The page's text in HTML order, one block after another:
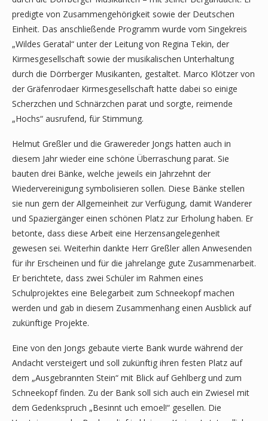
predigte von Zusammengehörigkeit sowie der Deutschen
Einheit. Das anschließende Programm wurde vom Singekreis
„Wildes Geratal“ unter der Leitung von Regina Tekin, der
Kirmesgesellschaft sowie der musikalischen Unterhaltung
durch die Dörrberger Musikanten, gestaltet. Marco Klötzer von
der Gräfenrodaer Kirmesgesellschaft hatte dabei so einige
Scherzchen und Schnärzchen parat und sorgte, reimende
„Hochs“ ausrufend, für Stimmung.
Helmut Greßler und die Grawereder Jongs hatten auch in
diesem Jahr wieder eine schöne Überraschung parat. Sie
bauten drei Bänke, welche jeweils ein Jahrzehnt der
Wiedervereinigung symbolisieren sollen. Diese Bänke stellen
sie nun gern der Allgemeinheit zur Verfügung, damit Wanderer
und Spaziergänger einen schönen Platz zur Erholung haben. Er
betonte, dass diese Arbeit eine Herzensangelegenheit
gewesen sei. Weiterhin dankte Herr Greßler allen Anwesenden
für ihr Erscheinen und für die jahrelange gute Zusammenarbeit.
Er berichtete, dass zwei Schüler im Rahmen eines
Schulprojektes eine Belegarbeit zum Schneekopf machen
werden und gab in diesem Zusammenhang einen Ausblick auf
zukünftige Projekte.
Eine von den Jongs gebaute vierte Bank wurde während der
Andacht versteigert und soll zukünftig ihren festen Platz auf
dem „Ausgebrannten Stein“ mit Blick auf Gehlberg und zum
Schneekopf finden. Zu der Bank soll sich auch ein Zwiesel mit
dem Gedenkspruch „Besinnt uch emoel!“ gesellen. Die